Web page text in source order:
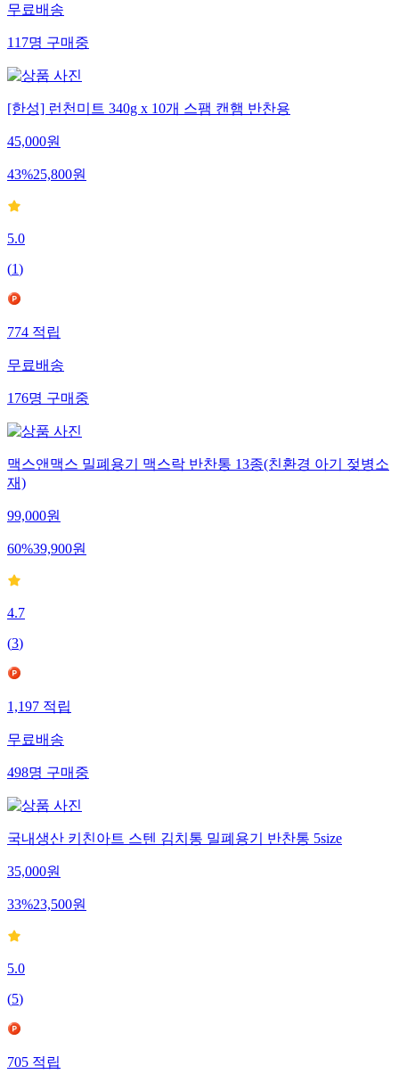
무료배송
117명구매중
[한성] 런천미트 340g x 10개 스팸 캔햄 반찬용
45,000원
43%25,800원
5.0
(1)
774적립
무료배송
176명구매중
맥스앤맥스 밀폐용기 맥스락 반찬통 13종(친환경 아기 젖병소
재)
99,000원
60%39,900원
4.7
(3)
1,197적립
무료배송
498명구매중
국내생산 키친아트 스텐 김치통 밀폐용기 반찬통 5size
35,000원
33%23,500원
5.0
(5)
705적립